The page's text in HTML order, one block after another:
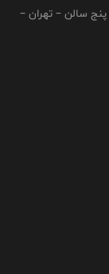
سالن – تهران –